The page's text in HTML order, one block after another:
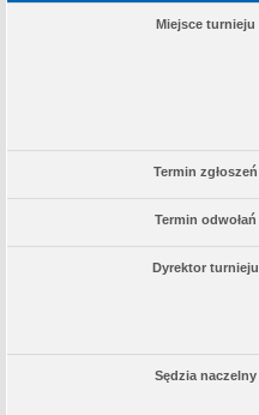
Miejsce turnieju
Termin zgłoszeń
Termin odwołań
Dyrektor turnieju
Sędzia naczelny